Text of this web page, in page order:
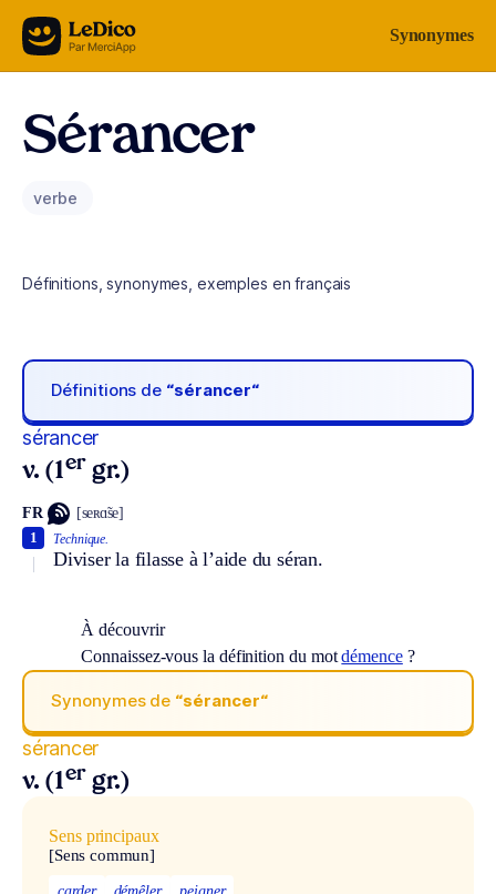
Aller au contenu Synonymes
Sérancer
verbe
Définitions, synonymes, exemples en français
Définitions de “sérancer“
sérancer
v. (1er gr.)
FR [seʀɑ̃se]
Technique.
Diviser la filasse à l’aide du séran.
1
À découvrir
Connaissez-vous la définition du motdémence?
Synonymes de “sérancer“
sérancer
v. (1er gr.)
Sens principaux
[Sens commun]